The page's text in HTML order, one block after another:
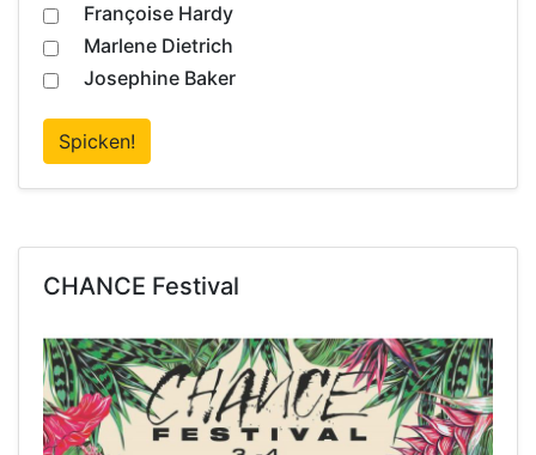
Françoise Hardy
Marlene Dietrich
Josephine Baker
Spicken!
CHANCE Festival